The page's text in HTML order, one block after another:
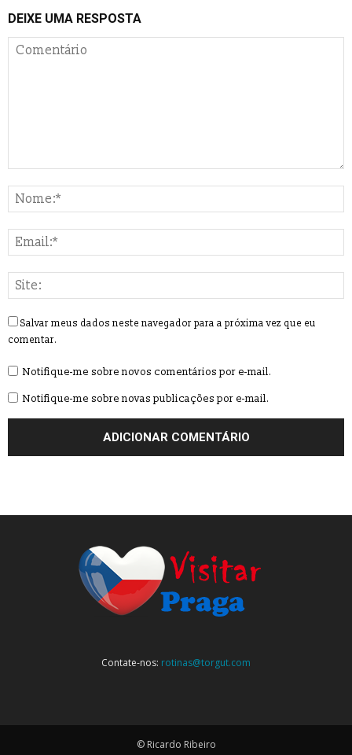
DEIXE UMA RESPOSTA
Salvar meus dados neste navegador para a próxima vez que eu
comentar.
Notifique-me sobre novos comentários por e-mail.
Notifique-me sobre novas publicações por e-mail.
Contate-nos: rotinas@torgut.com
© Ricardo Ribeiro